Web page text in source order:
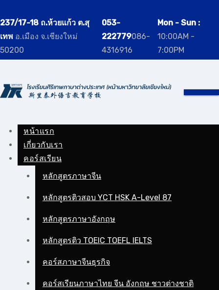
to
content
237/17-18 ถ.ห้วยแก้ว ต.สุ
เทพ อ.เมือง จ.เชียงใหม่
50200
053-
222779086-
4316916
Mon - Sun :
10:00AM -
7:00PM
หน้าแรก
เกี่ยวกับเรา
คอร์สเรียน
หลักสูตรภาษาจีน
หลักสูตรติวสอบ YCT HSK A-Level 87
หลักสูตรภาษาอังกฤษ
หลักสูตรติว TOEIC TOEFL IELTS
คอร์สภาษาจีนธุรกิจ
คอร์สเรียนภาษาไทย จีน อังกฤษ ชาวต่างชาติ